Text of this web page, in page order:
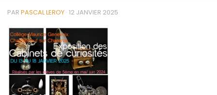
PAR PASCAL LEROY · 12 JANVIER 2025